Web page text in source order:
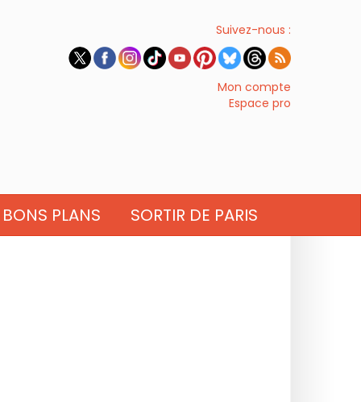
Suivez-nous :
Mon compte
Espace pro
BONS PLANS SORTIR DE PARIS